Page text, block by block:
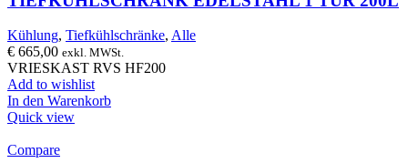
Kühlung, Tiefkühlschränke, Alle
€ 665,00 exkl. MWSt.
VRIESKAST RVS HF200
Add to wishlist
In den Warenkorb
Quick view
Compare